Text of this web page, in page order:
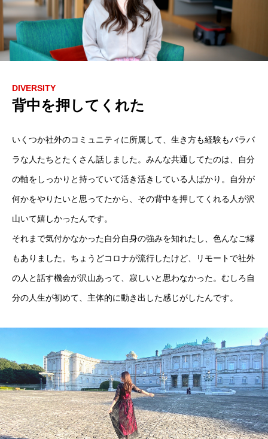
DIVERSITY
背中を押してくれた
いくつか社外のコミュニティに所属して、生き方も経験もバラバ
ラな人たちとたくさん話しました。みんな共通してたのは、自分
の軸をしっかりと持っていて活き活きしている人ばかり。自分が
何かをやりたいと思ってたから、その背中を押してくれる人が沢
山いて嬉しかったんです。
それまで気付かなかった自分自身の強みを知れたし、色んなご縁
もありました。ちょうどコロナが流行したけど、リモートで社外
の人と話す機会が沢山あって、寂しいと思わなかった。むしろ自
分の人生が初めて、主体的に動き出した感じがしたんです。